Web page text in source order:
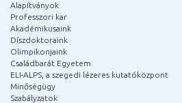
Alapítványok
Professzori kar
Akadémikusaink
Díszdoktoraink
Olimpikonjaink
Családbarát Egyetem
ELI-ALPS, a szegedi lézeres kutatóközpont
Minőségügy
Szabályzatok